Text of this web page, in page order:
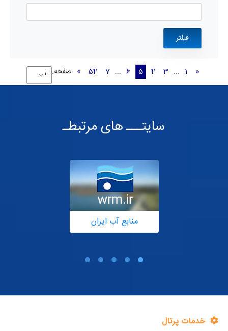
«
1
...
3
4
5
6
...
7
54
» صفحه:
سایتـــ های مرتبطـ
منابع آب ایران
خدمات پرتال